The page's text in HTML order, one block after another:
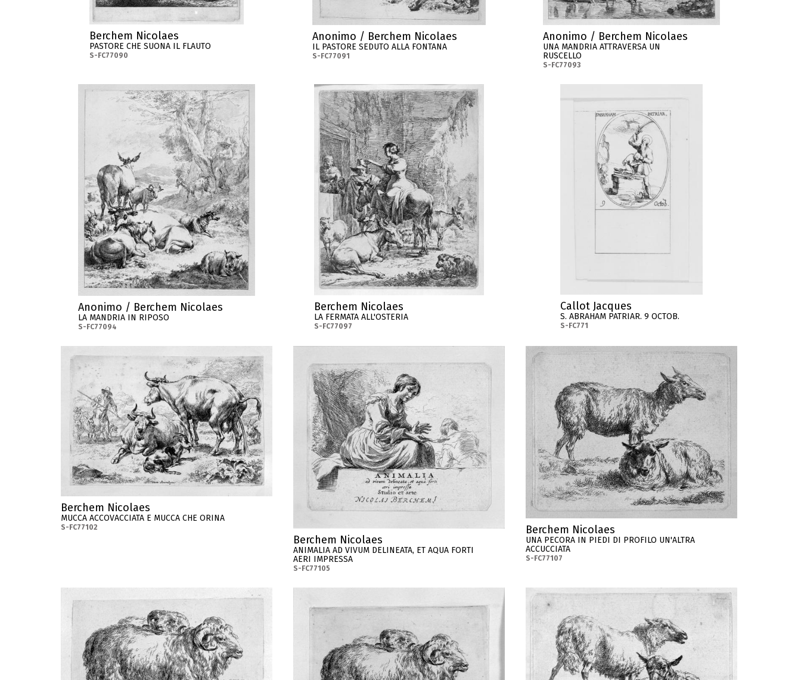
Berchem Nicolaes
PASTORE CHE SUONA IL FLAUTO
S-FC77090
Anonimo / Berchem Nicolaes
IL PASTORE SEDUTO ALLA FONTANA
S-FC77091
Anonimo / Berchem Nicolaes
UNA MANDRIA ATTRAVERSA UN
RUSCELLO
S-FC77093
Anonimo / Berchem Nicolaes
LA MANDRIA IN RIPOSO
S-FC77094
Berchem Nicolaes
LA FERMATA ALL'OSTERIA
S-FC77097
Callot Jacques
S. ABRAHAM PATRIAR. 9 OCTOB.
S-FC771
Berchem Nicolaes
MUCCA ACCOVACCIATA E MUCCA CHE ORINA
S-FC77102
Berchem Nicolaes
ANIMALIA AD VIVUM DELINEATA, ET AQUA FORTI
AERI IMPRESSA
S-FC77105
Berchem Nicolaes
UNA PECORA IN PIEDI DI PROFILO UN'ALTRA
ACCUCCIATA
S-FC77107